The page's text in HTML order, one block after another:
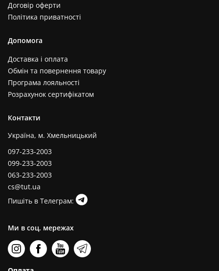
Договір оферти
Політика приватності
Допомога
Доставка і оплата
Обмін та повернення товару
Програма лояльності
Розрахунок сертифікатом
Контакти
Україна, м. Хмельницький
097-233-2003
099-233-2003
063-233-2003
cs@tut.ua
Пишіть в Телеграм:
Ми в соц. мережах